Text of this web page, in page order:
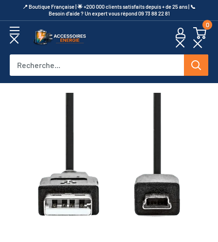
au
contenu
​📍​ Boutique Française | 🌟 +200 000 clients satisfaits depuis + de 25 ans | 📞​
Besoin d’aide ? Un expert vous répond 09 73 88 22 81
Accessoires
0